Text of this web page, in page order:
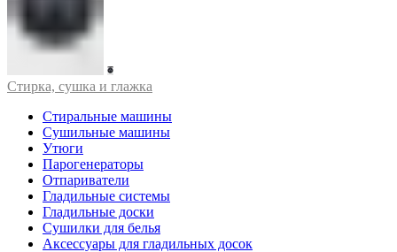
Стирка, сушка и глажка
Стиральные машины
Сушильные машины
Утюги
Парогенераторы
Отпариватели
Гладильные системы
Гладильные доски
Сушилки для белья
Аксессуары для гладильных досок